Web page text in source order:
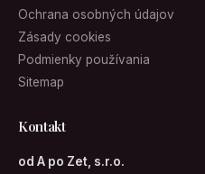
Ochrana osobných údajov
Zásady cookies
Podmienky používania
Sitemap
Kontakt
od A po Zet, s.r.o.